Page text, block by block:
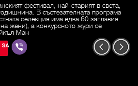
фестивал, най-старият в света,
В състезателната програма
селекция има едва 60 заглавия
жени), а конкурсното жури се
Ман
SAVE